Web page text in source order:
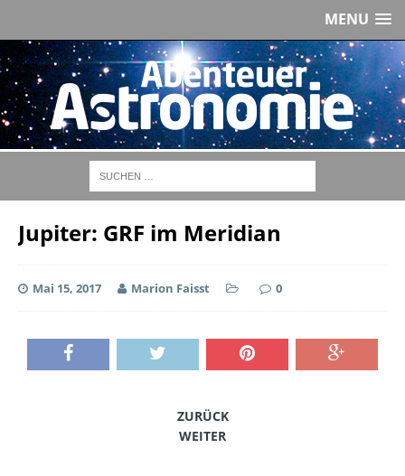
MENU
Jupiter: GRF im Meridian
Mai 15, 2017 Marion Faisst 0
ZURÜCK
WEITER